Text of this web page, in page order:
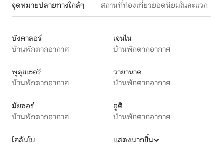
จุดหมายปลายทางใกล้ๆ สถานที่ท่องเที่ยวยอดนิยมในละแวก
บังคาลอร์
บ้านพักตากอากาศ
เจนไน
บ้านพักตากอากาศ
พุดุชเชอรี
บ้านพักตากอากาศ
วายานาด
บ้านพักตากอากาศ
มัยซอร์
บ้านพักตากอากาศ
อูติ
บ้านพักตากอากาศ
โคลัมโบ
แสดงมากขึ้น